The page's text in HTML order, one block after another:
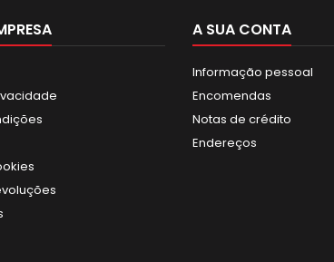
A SUA CONTA
Informação pessoal
Encomendas
Notas de crédito
Endereços